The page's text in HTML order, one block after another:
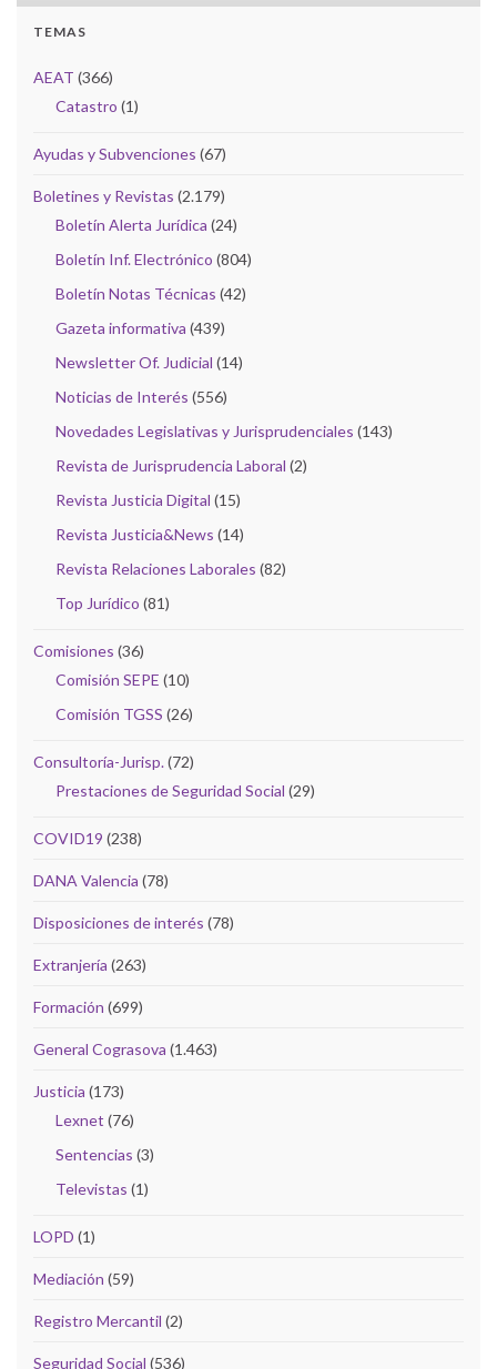
TEMAS
AEAT (366)
Catastro (1)
Ayudas y Subvenciones (67)
Boletines y Revistas (2.179)
Boletín Alerta Jurídica (24)
Boletín Inf. Electrónico (804)
Boletín Notas Técnicas (42)
Gazeta informativa (439)
Newsletter Of. Judicial (14)
Noticias de Interés (556)
Novedades Legislativas y Jurisprudenciales (143)
Revista de Jurisprudencia Laboral (2)
Revista Justicia Digital (15)
Revista Justicia&News (14)
Revista Relaciones Laborales (82)
Top Jurídico (81)
Comisiones (36)
Comisión SEPE (10)
Comisión TGSS (26)
Consultoría-Jurisp.(72)
Prestaciones de Seguridad Social (29)
COVID19 (238)
DANA Valencia (78)
Disposiciones de interés (78)
Extranjería (263)
Formación (699)
General Cograsova (1.463)
Justicia (173)
Lexnet (76)
Sentencias (3)
Televistas (1)
LOPD (1)
Mediación (59)
Registro Mercantil (2)
Seguridad Social (536)